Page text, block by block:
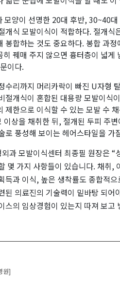
모양이 선명한 20대 후반, 30~40
개식 모발이식이 적합하다. 절개
봉합하는 것도 중요하다. 봉합 과
히 꿰매 주지 않으면 흉터층이 넓
이다.
수리까지 머리카락이 빠진 U자형
절개식이 혼합된 대용량 모발이식
제한으로 이식할 수 있는 모발 수
상을 채취한 뒤, 절개된 두피 주
로 풍성해 보이는 헤어스타일을 가
과 모발이식센터 최종필 원장은 “
몇 가지 사항들이 있습니다. 채취,
득과 이식, 높은 생착률도 종합적
된 의료진의 기술력이 밑바탕 되
스의 임상경험이 있는지 따져 보
원]